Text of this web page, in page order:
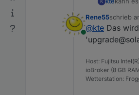
raus.
Online
Rene55schrieb
zuletzt
@kte Das
Host: Fujitsu
ioBroker (8 GB
Wetterstation: